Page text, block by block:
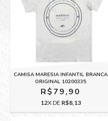
CAMISA MARESIA INFANTIL BRANCA
ORIGINAL 10200335
R$79,90
12X DE R$8,13